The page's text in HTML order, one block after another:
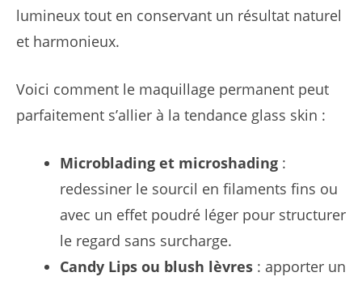
lumineux tout en conservant un résultat naturel
et harmonieux.
Voici comment le maquillage permanent peut
parfaitement s’allier à la tendance glass skin :
Microblading et microshading :
redessiner le sourcil en filaments fins ou
avec un effet poudré léger pour structurer
le regard sans surcharge.
Candy Lips ou blush lèvres : apporter un